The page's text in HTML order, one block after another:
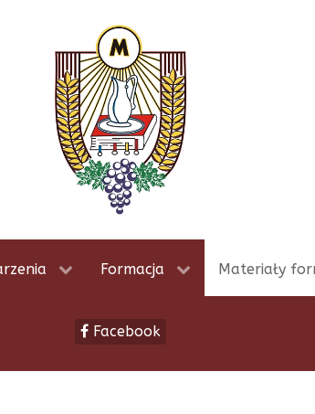
Formacja Materiały
Facebook